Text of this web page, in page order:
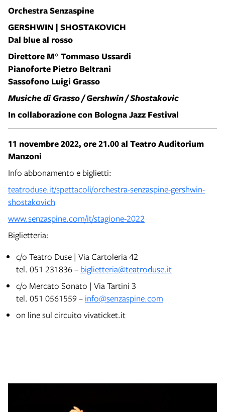
Orchestra Senzaspine
GERSHWIN | SHOSTAKOVICH
Dal blue al rosso
Direttore M° Tommaso Ussardi
Pianoforte Pietro Beltrani
Sassofono Luigi Grasso
Musiche di Grasso / Gershwin / Shostakovic
In collaborazione con Bologna Jazz Festival
11 novembre 2022, ore 21.00 al Teatro Auditorium
Manzoni
Info abbonamento e biglietti:
teatroduse.it/spettacoli/orchestra-senzaspine-gershwin-
shostakovich
www.senzaspine.com/it/stagione-2022
Biglietteria:
c/o Teatro Duse | Via Cartoleria 42
tel. 051 231836 – biglietteria@teatroduse.it
c/o Mercato Sonato | Via Tartini 3
tel. 051 0561559 – info@senzaspine.com
on line sul circuito vivaticket.it